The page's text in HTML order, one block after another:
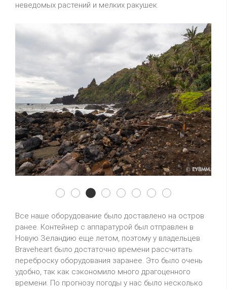
неведомых растений и мелких ракушек.
Vp6r71Vp6r72Vp6r73Vp6r74Vp6r75Vp6r76Vp6r77Vp6r78
Все наше оборудование было доставлено на остров
ранее. Контейнер с аппаратурой был отправлен в
Новую Зеландию еще летом, поэтому у владельцев
Braveheart было достаточно времени рассчитать
переброску оборудования заранее. Это было очень
удобно, так как сэкономило много драгоценного
времени. По прогнозу погоды у нас было несколько